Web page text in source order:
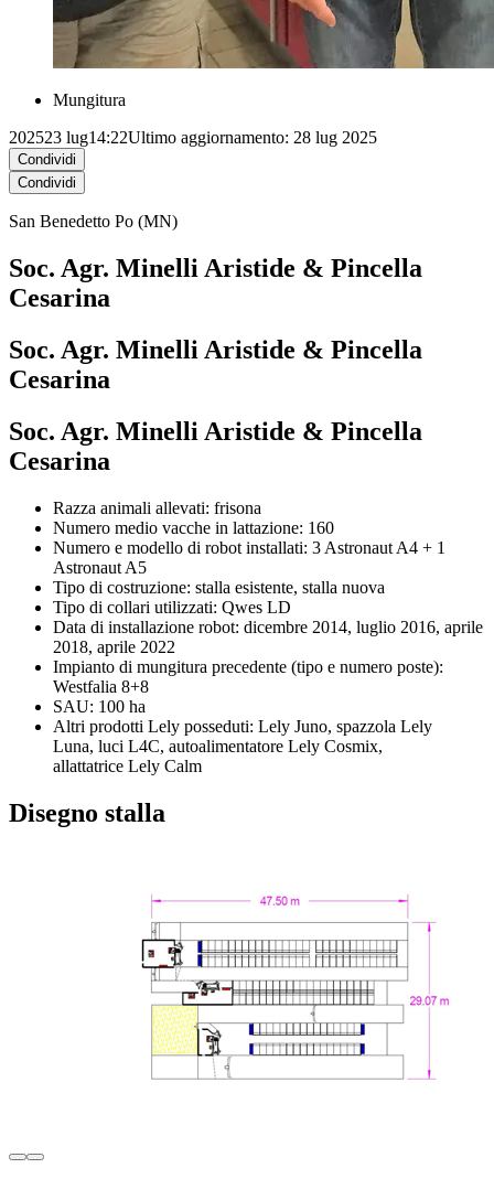
Mungitura
202523 lug14:22Ultimo aggiornamento: 28 lug 2025
Condividi
Condividi
San Benedetto Po (MN)
Soc. Agr. Minelli Aristide & Pincella
Cesarina
Soc. Agr. Minelli Aristide & Pincella
Cesarina
Soc. Agr. Minelli Aristide & Pincella
Cesarina
Razza animali allevati: frisona
Numero medio vacche in lattazione: 160
Numero e modello di robot installati: 3 Astronaut A4 + 1
Astronaut A5
Tipo di costruzione: stalla esistente, stalla nuova
Tipo di collari utilizzati: Qwes LD
Data di installazione robot: dicembre 2014, luglio 2016, aprile
2018, aprile 2022
Impianto di mungitura precedente (tipo e numero poste):
Westfalia 8+8
SAU: 100 ha
Altri prodotti Lely posseduti: Lely Juno, spazzola Lely
Luna, luci L4C, autoalimentatore Lely Cosmix,
allattatrice Lely Calm
Disegno stalla